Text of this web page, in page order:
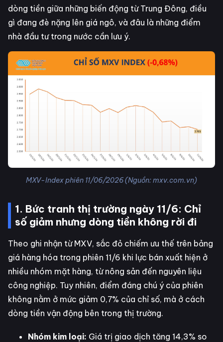
dòng tiền giữa những biến động từ Trung Đông, điều
gì đang đè nặng lên giá ngô, và đâu là những điểm
nhà đầu tư trong nước cần lưu ý.
MXV-Index phiên 11/06/2026 (Nguồn: mxv.com.vn)
1. Bức tranh thị trường ngày 11/6: Chỉ
số giảm nhưng dòng tiền không rời đi
Theo ghi nhận từ MXV, sắc đỏ chiếm ưu thế trên bảng
giá hàng hóa trong phiên 11/6 khi lực bán xuất hiện ở
nhiều nhóm mặt hàng, từ nông sản đến nguyên liệu
công nghiệp. Tuy nhiên, điểm đáng chú ý của phiên
không nằm ở mức giảm 0,7% của chỉ số, mà ở cách
dòng tiền vận động bên trong thị trường.
Nhóm kim loại: Giá trị giao dịch tăng 14,3% so